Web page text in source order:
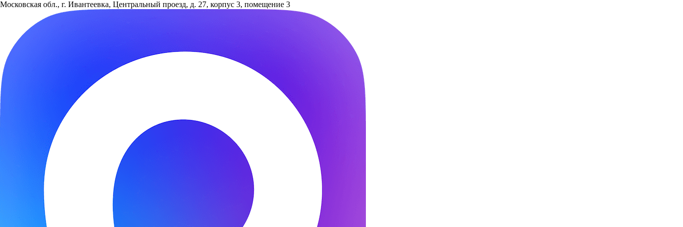
Московская обл., г. Ивантеевка, Центральный проезд, д. 27, корпус 3, помещение 3